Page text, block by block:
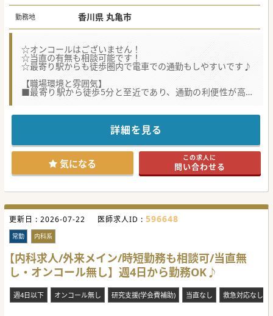
勤務地 香川県 丸亀市
☆オンコールはございません！
☆当直の有無も相談可能です！
☆最寄り駅からも徒歩圏内で電車での通勤もしやすいです♪
【職場環境と雰囲気】
■最寄り駅から徒歩5分と至近であり、通勤の利便性が高い
だけでなく周辺には商店街がある大変恵まれた立地です。
医師同士やスタッフが互いに尊重し合える風土がございま
■毎週木曜日の午後は休診となるため、週4.5日勤務という
ゆとりを持った働き方を選択することも可能で、私生活も充
実できます。
【具体的な業務内容】
■一般内科外来を週に5コマから10コマ程度担当し、地域の
だきます。
■病棟管理では高齢者の慢性疾患を主として10名から15名程
度を受け持ち、主治医として一人ひとりに寄り添った診療を
行っていただきます。
■産婦人科を標榜している医療機関ですが、産婦人科の患者
様への対応は特に無く、内科医としてのスキルを活かせる環
境です。
【募集背景】
■内科の主力として診療を支えてきた医師が退職する予定
で、地域医療の質を維持しつつ体制を再構築するための重要
な増員募集です。
■現在は休床中となっている病床の復活を計画しており、そ
の中核を担っていただけるような内科医を幅広く求めていら
詳細を見る
気になる この求人に
問い合わせる
更新日 : 2026-07-22 医師求人ID : 596648
常勤 内科系
【内科求人/外来メイン/時短勤務も相談可/当直無
し・オンコール無し】週4日から勤務OK♪
週4日以下 オンコール無し 研究支援(学会費補助) 当直なし 救急対応なし